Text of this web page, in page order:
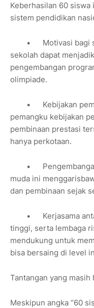
Keberhasilan 60
sistem pendidikan
•
Motivasi bagi
sekolah dapat
pengembangan
olimpiade.
•
Kebijakan
pemangku kebijakan
pembinaan prestasi
hanya perkotaan.
•
muda ini
dan pembinaan sejak
•
Kerjasama
tinggi, serta lembaga
mendukung untuk
bisa bersaing di level
Tantangan yang masih
Meskipun angka “60